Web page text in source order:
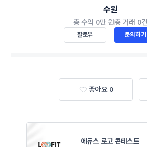
수원
총 수익 0만 원총 거래 0건
팔로우 문의하기
좋아요 0
에듀스 로고 콘테스트